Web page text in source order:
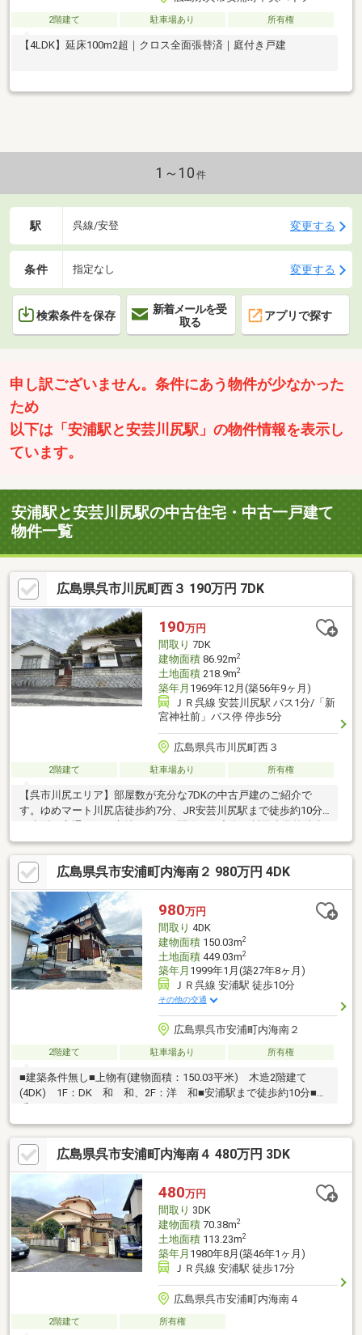
2階建て 駐車場あり 所有権
【4LDK】延床100m2超｜クロス全面張替済｜庭付き戸建
1～10 件
駅 呉線/安登 変更する
条件 指定なし 変更する
検索条件を保存
新着メールを受
取る
アプリで探す
申し訳ございません。条件にあう物件が少なかった
ため
以下は「安浦駅と安芸川尻駅」の物件情報を表示し
ています。
安浦駅と安芸川尻駅の中古住宅・中古一戸建て
物件一覧
広島県呉市川尻町西３ 190万円 7DK
190万円
間取り 7DK
建物面積86.92m2
土地面積218.9m2
築年月 1969年12月(築56年9ヶ月)
ＪＲ呉線 安芸川尻駅 バス1分/「新
宮神社前」バス停 停歩5分
広島県呉市川尻町西３
2階建て 駐車場あり 所有権
【呉市川尻エリア】部屋数が充分な7DKの中古戸建のご紹介で
す。ゆめマート川尻店徒歩約7分、JR安芸川尻駅まで徒歩約10分
と生活・交通至便な立地ながらも閑静な住宅街。川尻小学校徒歩
19分、川尻中学校徒歩10分2階からは海を臨むことができます
（令和8年3月現在）皆様のお問い合わせをお待ちしております。
広島県呉市安浦町内海南２ 980万円 4DK
980万円
間取り 4DK
建物面積150.03m2
土地面積449.03m2
築年月 1999年1月(築27年8ヶ月)
ＪＲ呉線 安浦駅 徒歩10分
その他の交通
広島県呉市安浦町内海南２
2階建て 駐車場あり 所有権
■建築条件無し■上物有(建物面積：150.03平米) 木造2階建て
(4DK) 1F：DK 和 和、2F：洋 和■安浦駅まで徒歩約10分■地
1(223.31㎡)
広島県呉市安浦町内海南４ 480万円 3DK
480万円
間取り 3DK
建物面積70.38m2
土地面積113.23m2
築年月 1980年8月(築46年1ヶ月)
ＪＲ呉線 安浦駅 徒歩17分
広島県呉市安浦町内海南４
2階建て 所有権